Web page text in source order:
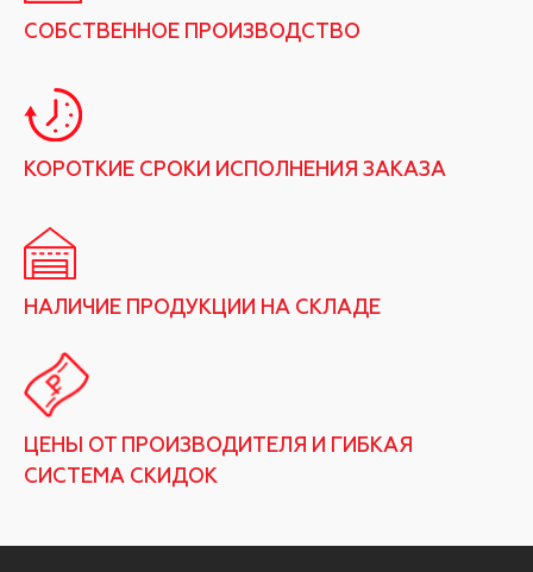
СОБСТВЕННОЕ ПРОИЗВОДСТВО
КОРОТКИЕ СРОКИ ИСПОЛНЕНИЯ ЗАКАЗА
НАЛИЧИЕ ПРОДУКЦИИ НА СКЛАДЕ
ЦЕНЫ ОТ ПРОИЗВОДИТЕЛЯ И ГИБКАЯ
СИСТЕМА СКИДОК